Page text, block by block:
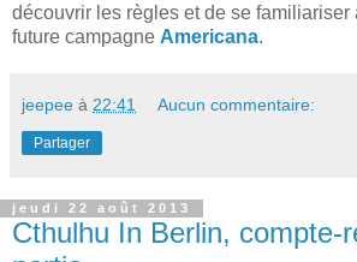
découvrir les règles et de se familiariser
future campagne Americana.
jeepee à 22:41 Aucun commentaire:
Partager
jeudi 22 août 2013
Cthulhu In Berlin, compte-